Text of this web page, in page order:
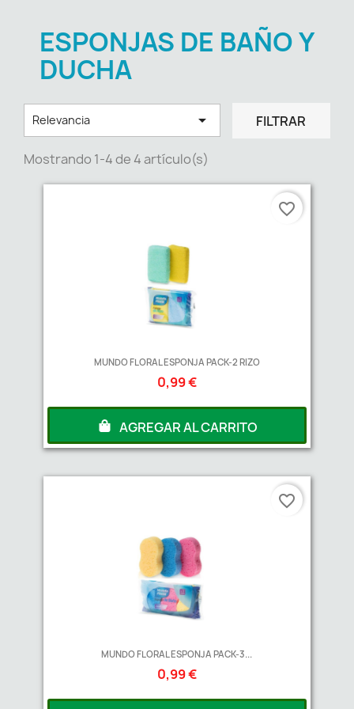
ESPONJAS DE BAÑO Y
DUCHA
Relevancia  FILTRAR
Mostrando 1-4 de 4 artículo(s)
MUNDO FLORAL ESPONJA PACK-2 RIZO
0,99 €
AGREGAR AL CARRITO
favorite_border
MUNDO FLORAL ESPONJA PACK-3...
0,99 €
favorite_border